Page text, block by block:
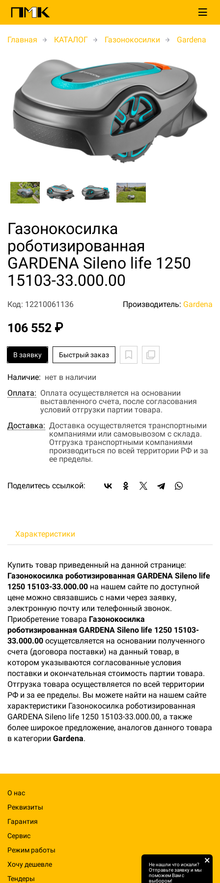
Главная КАТАЛОГ Газонокосилки Gardena
Газонокосилка
роботизированная
GARDENA Sileno life 1250
15103-33.000.00
Код: 12210061136 Производитель: Gardena
106 552 ₽
В заявку Быстрый заказ
Наличие: нет в наличии
Оплата: Оплата осуществляется на основании
выставленного счета, после согласования
условий отгрузки партии товара.
Доставка: Доставка осуществляется транспортными
компаниями или самовывозом с склада.
Отгрузка транспортными компаниями
производиться по всей территории РФ и за
ее пределы.
Поделитесь ссылкой:
Характеристики
Купить товар приведенный на данной странице:
Газонокосилка роботизированная GARDENA Sileno life
1250 15103-33.000.00 на нашем сайте по доступной
цене можно связавшись с нами через заявку,
электронную почту или телефонный звонок.
Приобретение товара Газонокосилка
роботизированная GARDENA Sileno life 1250 15103-
33.000.00 осущетсвляется на основании полученного
счета (договора поставки) на данный товар, в
котором указываются согласованные условия
поставки и окончательная стоимость партии товара.
Отгрузка товара осуществляется по всей территории
РФ и за ее пределы. Вы можете найти на нашем сайте
характеристики Газонокосилка роботизированная
GARDENA Sileno life 1250 15103-33.000.00, а также
более широкое предложение, аналогов данного товара
в категории Gardena.
О нас
Реквизиты
Гарантия
Сервис
Режим работы
Хочу дешевле
Тендеры
Не нашли что искали?
Отправьте заявку и мы
поможем Вам с
выбором!
×